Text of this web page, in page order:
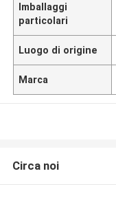
Imballaggi
particolari
Luogo di origine
Marca
Circa noi